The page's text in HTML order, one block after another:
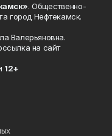
. Общественно-
город Нефтекамск.
Валерьяновна.
на сайт
12+